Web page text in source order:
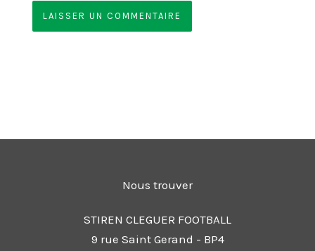
Nous trouver
STIREN CLEGUER FOOTBALL
9 rue Saint Gerand - BP4